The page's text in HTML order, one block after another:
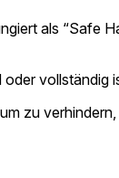
als “Safe
vollständig
zu